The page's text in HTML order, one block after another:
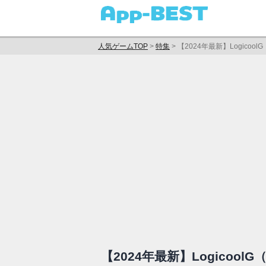
人気ゲームTOP > 特集 > 【2024年最新】
【2024年最新】LogicoolG